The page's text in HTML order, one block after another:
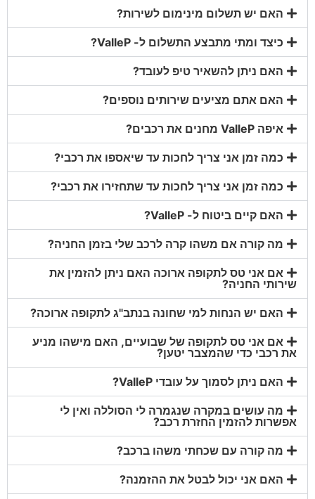
האם יש תשלום מינימום לשירות?
כיצד ומתי מתבצע התשלום ל- ValleP?
האם ניתן להשאיר טיפ לעובד?
האם אתם מציעים שירותים נוספים?
איפה ValleP מחנים את רכבים?
כמה זמן אני צריך לחכות עד שיאספו את רכבי?
כמה זמן אני צריך לחכות עד שתחזירו את רכבי?
האם קיים ביטוח ל- ValleP?
מה קורה אם משהו קרה לרכב שלי בזמן החניה?
אם אני טס לתקופה ארוכה האם ניתן להזמין את
שירותי החניה?
האם יש הנחות למי שחונה בנתב"ג לתקופה ארוכה?
אם אני טס לתקופה של שבועיים, האם מישהו מניע
את רכבי כדי שהמצבר יטען?
האם ניתן לסמוך על עובדי ValleP?
מה עושים במקרה שנגמרה לי הסוללה ואין לי
אפשרות להזמין החזרת רכב?
מה קורה עם שכחתי משהו ברכב?
האם אני יכול לבטל את ההזמנה?